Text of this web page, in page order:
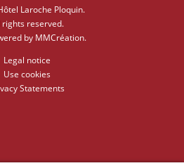
Laroche Ploquin.
rights reserved.
by MMCréation.
Legal notice
Use cookies
Statements